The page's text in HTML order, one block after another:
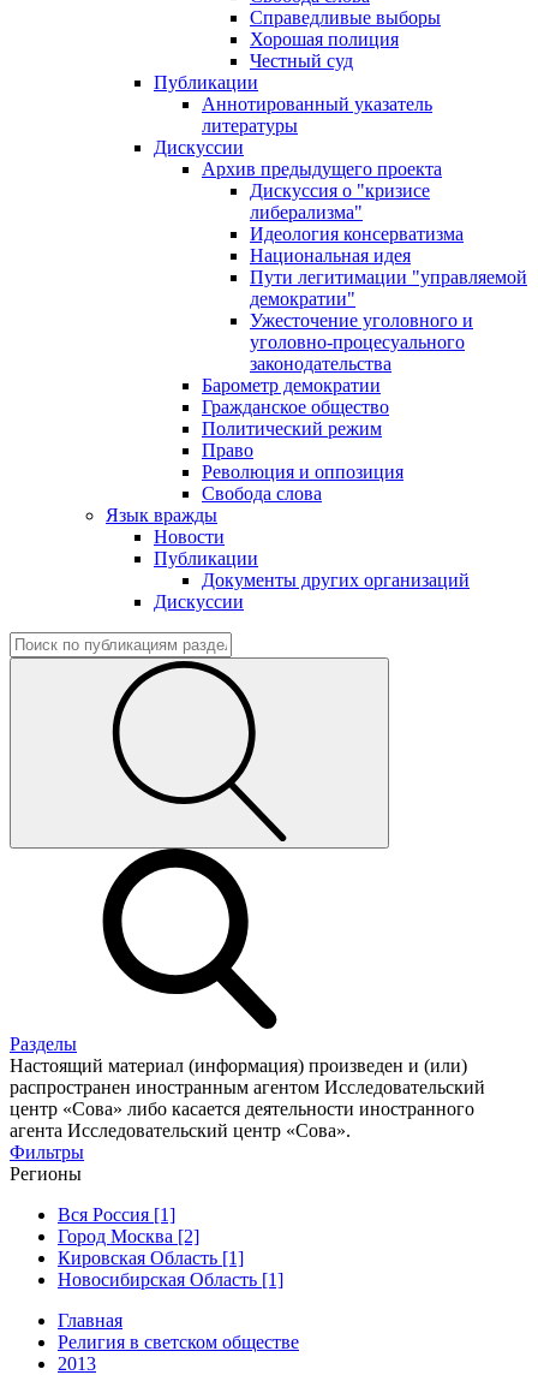
Справедливые выборы
Хорошая полиция
Честный суд
Публикации
Аннотированный указатель
литературы
Дискуссии
Архив предыдущего проекта
Дискуссия о "кризисе
либерализма"
Идеология консерватизма
Национальная идея
Пути легитимации "управляемой
демократии"
Ужесточение уголовного и
уголовно-процесуального
законодательства
Барометр демократии
Гражданское общество
Политический режим
Право
Революция и оппозиция
Свобода слова
Язык вражды
Новости
Публикации
Документы других организаций
Дискуссии
Разделы
Настоящий материал (информация) произведен и (или)
распространен иностранным агентом Исследовательский
центр «Сова» либо касается деятельности иностранного
агента Исследовательский центр «Сова».
Фильтры
Регионы
Вся Россия [1]
Город Москва [2]
Кировская Область [1]
Новосибирская Область [1]
Главная
Религия в светском обществе
2013